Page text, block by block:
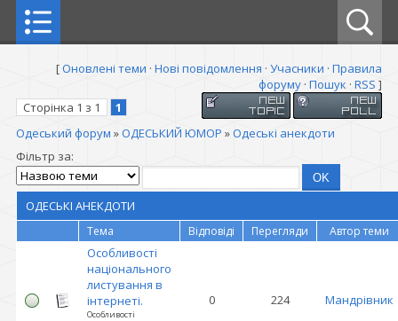
[Оновлені теми · Нові повідомлення · Учасники · Правила
форуму · Пошук · RSS ]
Сторінка 1 з 1
1
Одеський форум »ОДЕСЬКИЙ ЮМОР »Одеські анекдоти
Фільтр за:
ОДЕСЬКІ АНЕКДОТИ
Тема Відповіді Перегляди Автор теми
Особливості
національного
листування в
інтернеті.
Особливості
0 224 Мандрівник